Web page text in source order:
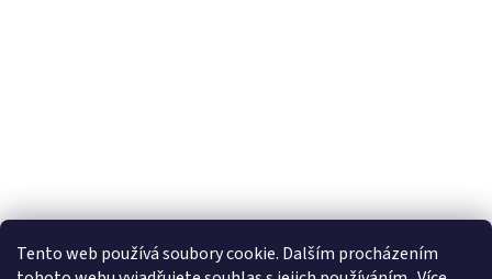
Tento web používá soubory cookie. Dalším procházením
Sledovat na Instagramu